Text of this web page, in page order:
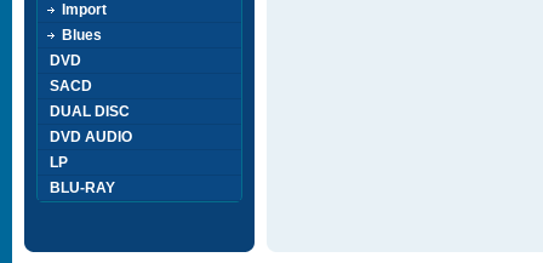
Import
Blues
DVD
SACD
DUAL DISC
DVD AUDIO
LP
BLU-RAY